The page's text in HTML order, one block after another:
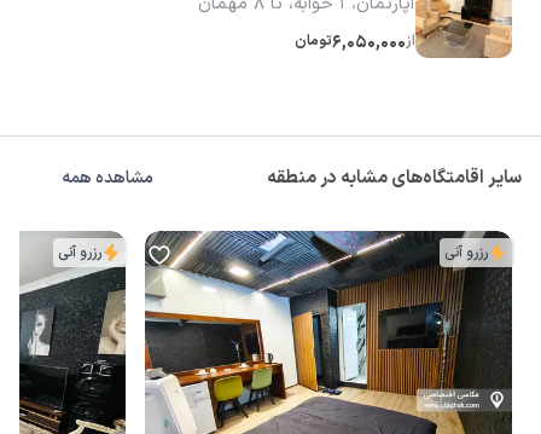
از6,050,000تومان
سایر اقامتگاه‌های مشابه در منطقه مشاهده همه
رزرو آنی رزرو آنی